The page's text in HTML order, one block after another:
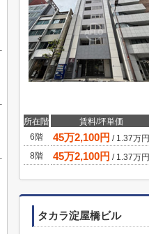
所在階 賃料/坪単価
6階
45万2,100円 / 1.37万円
8階
45万2,100円 / 1.37万円
タカラ淀屋橋ビル